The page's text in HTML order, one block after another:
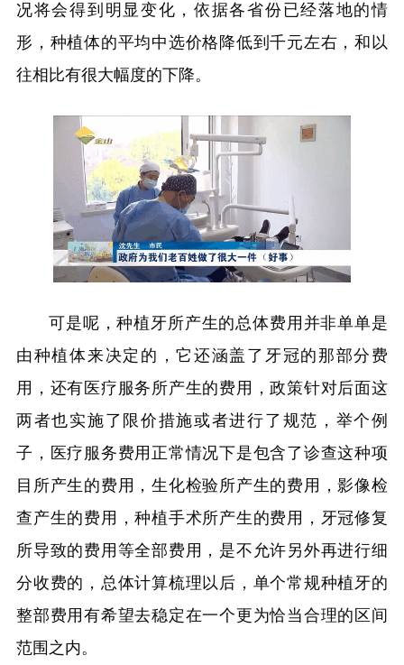
况将会得到明显变化，依据各省份已经落地的情
形，种植体的平均中选价格降低到千元左右，和以
往相比有很大幅度的下降。
可是呢，种植牙所产生的总体费用并非单单是
由种植体来决定的，它还涵盖了牙冠的那部分费
用，还有医疗服务所产生的费用，政策针对后面这
两者也实施了限价措施或者进行了规范，举个例
子，医疗服务费用正常情况下是包含了诊查这种项
目所产生的费用，生化检验所产生的费用，影像检
查产生的费用，种植手术所产生的费用，牙冠修复
所导致的费用等全部费用，是不允许另外再进行细
分收费的，总体计算梳理以后，单个常规种植牙的
整部费用有希望去稳定在一个更为恰当合理的区间
范围之内。